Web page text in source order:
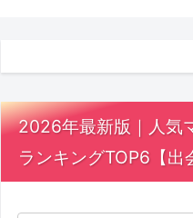
2026年最新版｜人気
ランキングTOP6【出